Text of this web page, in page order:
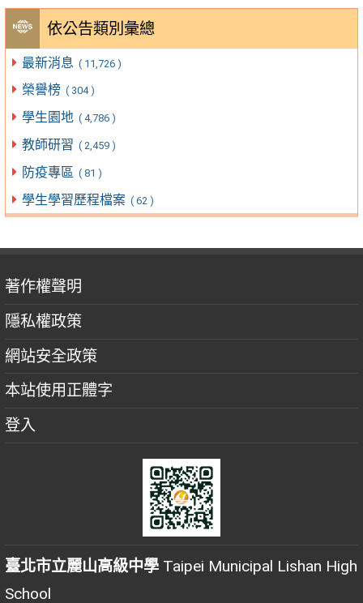
依公告類別彙總
最新消息 ( 11,726 )
榮譽榜 ( 304 )
學生園地 ( 4,786 )
教師研習 ( 2,459 )
防疫專區 ( 81 )
學生學習歷程檔案 ( 62 )
著作權聲明
隱私權政策
網站安全政策
本站使用正體字
登入
臺北市立麗山高級中學 Taipei Municipal Lishan High
School